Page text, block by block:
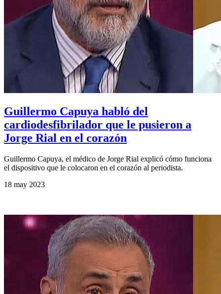
Guillermo Capuya habló del
cardiodesfibrilador que le pusieron a
Jorge Rial en el corazón
Guillermo Capuya, el médico de Jorge Rial explicó cómo funciona
el dispositivo que le colocaron en el corazón al periodista.
18 may 2023